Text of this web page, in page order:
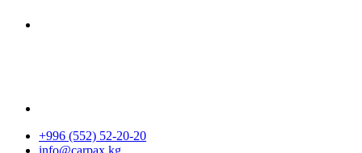
+996 (552) 52-20-20